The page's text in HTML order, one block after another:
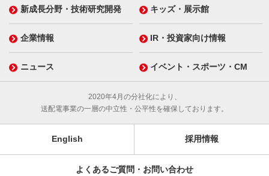
新成長分野・技術研究開発 キッズ・展示館
企業情報 IR・投資家向け情報
ニュース イベント・スポーツ・CM
2020年4月の分社化により、
送配電事業の一層の中立性・公平性を確保しております。
English 採用情報
よくあるご質問・お問い合わせ